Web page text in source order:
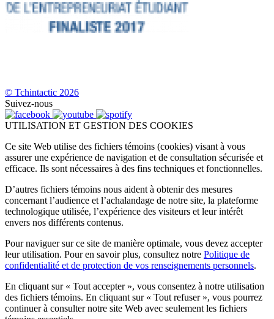
© Tchintactic 2026
Suivez-nous
UTILISATION ET GESTION DES COOKIES
Ce site Web utilise des fichiers témoins (cookies) visant à vous
assurer une expérience de navigation et de consultation sécurisée et
efficace. Ils sont nécessaires à des fins techniques et fonctionnelles.
D’autres fichiers témoins nous aident à obtenir des mesures
concernant l’audience et l’achalandage de notre site, la plateforme
technologique utilisée, l’expérience des visiteurs et leur intérêt
envers nos différents contenus.
Pour naviguer sur ce site de manière optimale, vous devez accepter
leur utilisation. Pour en savoir plus, consultez notre Politique de
confidentialité et de protection de vos renseignements personnels.
En cliquant sur « Tout accepter », vous consentez à notre utilisation
des fichiers témoins. En cliquant sur « Tout refuser », vous pourrez
continuer à consulter notre site Web avec seulement les fichiers